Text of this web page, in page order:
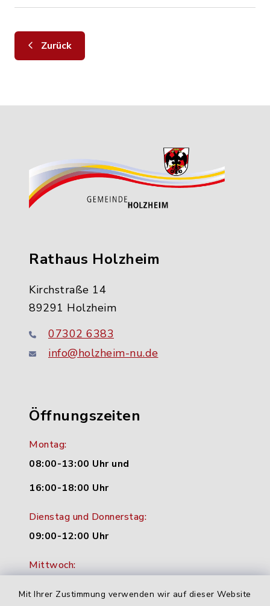
Mit Ihrer Zustimmung verwenden wir auf dieser Website
Zurück
Rathaus Holzheim
Kirchstraße 14
89291 Holzheim
07302 6383
info@holzheim-nu.de
Öffnungszeiten
Montag:
08:00-13:00 Uhr und
16:00-18:00 Uhr
Dienstag und Donnerstag:
09:00-12:00 Uhr
Mittwoch: